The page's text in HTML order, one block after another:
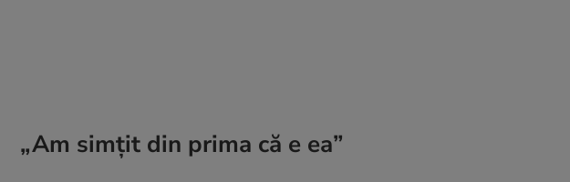
„Am simțit din prima că e ea”